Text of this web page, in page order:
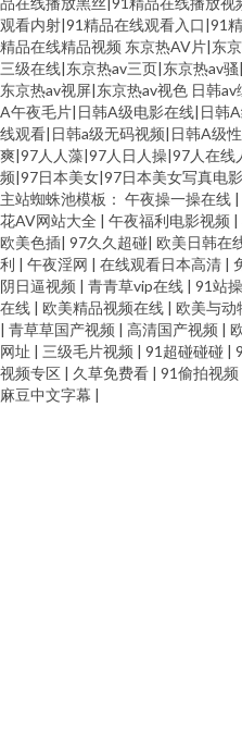
观看内射|91精品在线观看入口|91
精品在线精品视频 东京热AV片|东
三级在线|东京热av三页|东京热av
东京热av视屏|东京热av视色 日韩
A午夜毛片|日韩A级电影在线|日韩
线观看|日韩a级无码视频|日韩A级
爽|97人人藻|97人日人操|97人在
频|97日本美女|97日本美女写真电
主站蜘蛛池模板： 午夜操一操在线 |
花AV网站大全 | 午夜福利电影视频 |
欧美色插| 97久久超碰| 欧美日韩在
利 | 午夜淫网 | 在线观看日本高清 |
阴日逼视频 | 青青草vip在线 | 91站操
在线 | 欧美精品视频在线 | 欧美与动
| 青草草国产视频 | 高清国产视频 |
网址 | 三级毛片视频 | 91超碰碰碰 |
视频专区 | 久草免费看 | 91偷拍视频
麻豆中文字幕 |